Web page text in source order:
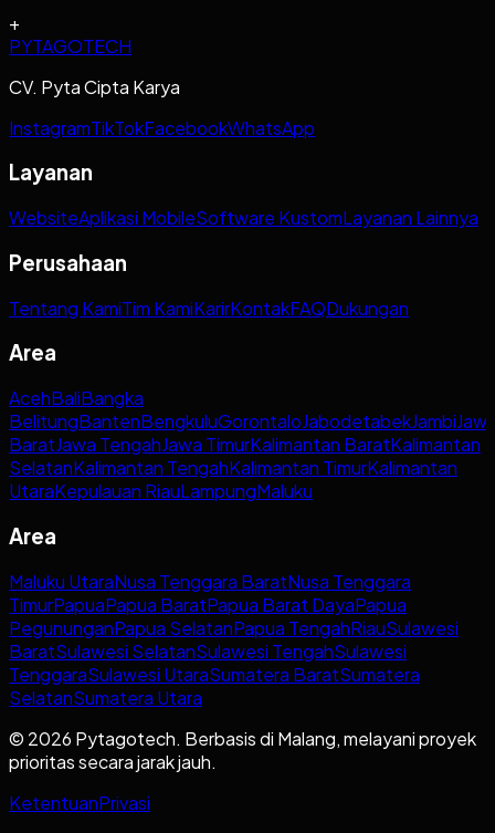
+
PYTAGOTECH
CV. Pyta Cipta Karya
InstagramTikTokFacebookWhatsApp
Layanan
WebsiteAplikasi MobileSoftware KustomLayanan Lainnya
Perusahaan
Tentang KamiTim KamiKarirKontakFAQDukungan
Area
AcehBaliBangka
BelitungBantenBengkuluGorontaloJabodetabekJambi
BaratJawa TengahJawa TimurKalimantan BaratKalimantan
SelatanKalimantan TengahKalimantan TimurKalimantan
UtaraKepulauan RiauLampungMaluku
Area
Maluku UtaraNusa Tenggara BaratNusa Tenggara
TimurPapuaPapua BaratPapua Barat DayaPapua
PegununganPapua SelatanPapua TengahRiauSulawesi
BaratSulawesi SelatanSulawesi TengahSulawesi
TenggaraSulawesi UtaraSumatera BaratSumatera
SelatanSumatera Utara
© 2026 Pytagotech. Berbasis di Malang, melayani proyek
prioritas secara jarak jauh.
KetentuanPrivasi